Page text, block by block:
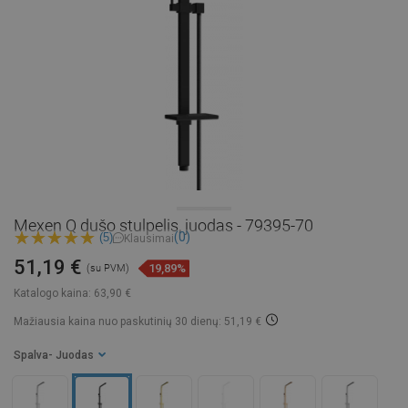
Mexen Q dušo stulpelis, juodas - 79395-70
(5) Klausimai(0)
Katalogo kaina: 63,90 €
51,19 € (su PVM) 19,89%
Mažiausia kaina nuo paskutinių 30 dienų: 51,19 €
Spalva - Juodas